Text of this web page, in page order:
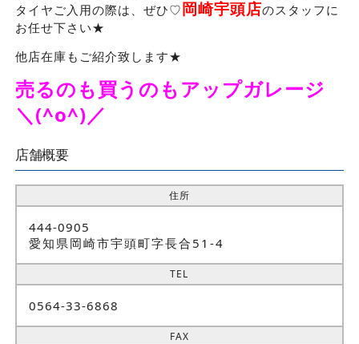
タイヤご入用の際は、ぜひ♡ 岡崎宇頭店のスタッフに
お任せ下さい★
他店在庫もご紹介致します★
売るのも買うのもアップガレージ
＼(^o^)／
店舗概要
住所
444-0905
愛知県岡崎市宇頭町字長合51-4
TEL
0564-33-6868
FAX